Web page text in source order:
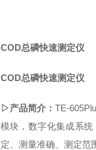
COD总磷快速测定仪
COD总磷快速测定仪
▷产品简介： TE-
模块，数字化集成系
定、测量准确、测定范